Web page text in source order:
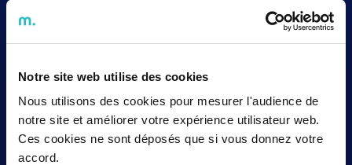
Notre site web utilise des cookies
Nous utilisons des cookies pour mesurer l'audience de
notre site et améliorer votre expérience utilisateur web.
Ces cookies ne sont déposés que si vous donnez votre
accord.
Ce projet illustre parfaitement l’engagement
capables de s’intégrer dans les équipes de nos
clients, de comprendre leurs enjeux industriels et
de transformer la complexité technique en
performance durable.
Chez agap2, chaque projet est une opportunité